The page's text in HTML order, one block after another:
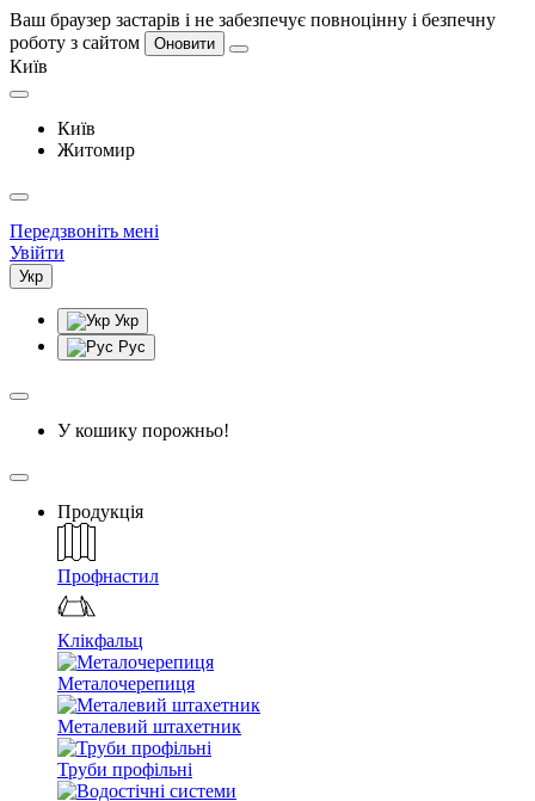
Ваш браузер застарів і не забезпечує повноцінну і безпечну
роботу з сайтом
Оновити
Київ
Київ
Житомир
Передзвоніть мені
Увійти
Укр
Укр
Рус
У кошику порожньо!
Продукція
Профнастил
Клікфальц
Металочерепиця
Металевий штахетник
Труби профільні